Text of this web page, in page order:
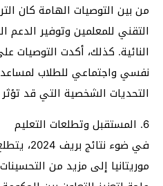
من بين التوصيات الهامة كان
التقني للمعلمين وتوفير الدعم
النائية. كذلك، أكدت التوصيات
نفسي واجتماعي للطلاب
التحديات الشخصية التي قد
6. المستقبل وتطلعات التعليم
في ضوء
موريتانيا إلى مزيد من